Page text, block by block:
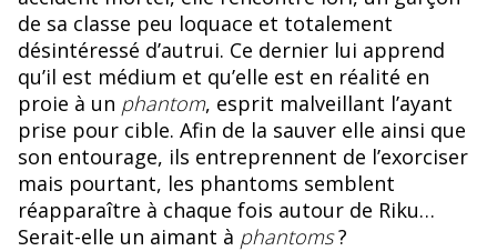
de sa classe peu loquace et totalement
désintéressé d’autrui. Ce dernier lui apprend
qu’il est médium et qu’elle est en réalité en
proie à un phantom, esprit malveillant l’ayant
prise pour cible. Afin de la sauver elle ainsi que
son entourage, ils entreprennent de l’exorciser
mais pourtant, les phantoms semblent
réapparaître à chaque fois autour de Riku…
Serait-elle un aimant à phantoms?